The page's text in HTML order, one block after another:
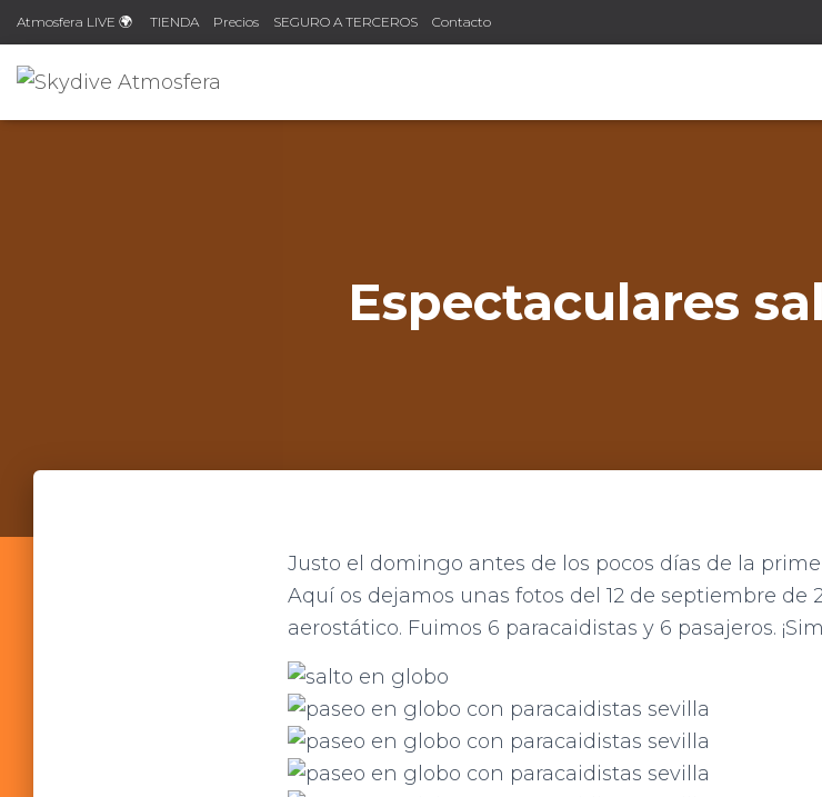
Atmosfera LIVE 🌍 TIENDA Precios SEGURO A TERCEROS Contacto
Espectaculares
Justo el domingo antes de los pocos días de la
Aquí os dejamos unas fotos del 12 de septiembre de
aerostático. Fuimos 6 paracaidistas y 6 pasajeros.